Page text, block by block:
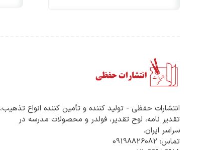
انتشارات حفظی - تولید کننده و تأمین کننده انواع تذهیب،
تقدیر نامه، لوح تقدیر، فولدر و محصولات مدرسه در
سراسر ایران.
تماس: 09198826082